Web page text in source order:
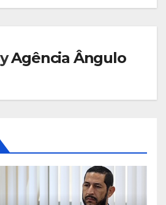
Agência Ângulo